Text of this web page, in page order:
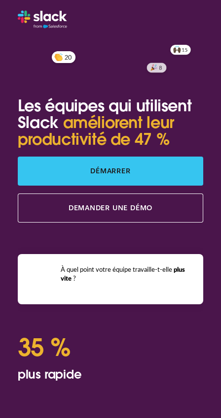
Les équipes qui utilisent
Slack améliorent leur
productivité de 47 %
DÉMARRER
DEMANDER UNE DÉMO
À quel point votre équipe travaille-t-elleplus
vite?
35 %
plus rapide